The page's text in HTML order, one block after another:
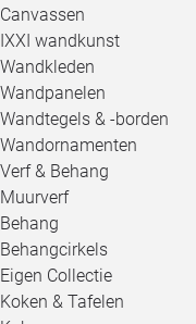
Canvassen
IXXI wandkunst
Wandkleden
Wandpanelen
Wandtegels & -borden
Wandornamenten
Verf & Behang
Muurverf
Behang
Behangcirkels
Eigen Collectie
Koken & Tafelen